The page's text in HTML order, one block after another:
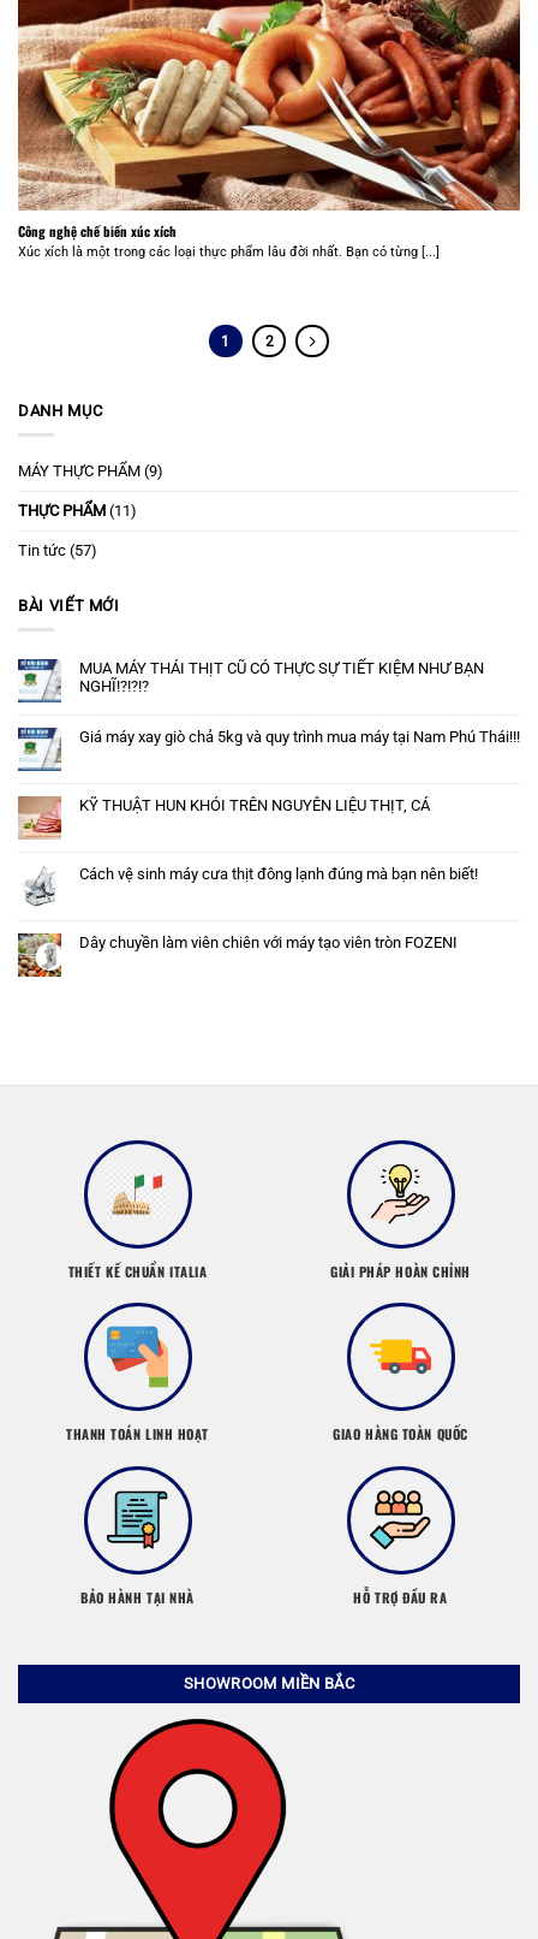
Công nghệ chế biến xúc xích
Xúc xích là một trong các loại thực phẩm lâu đời nhất. Bạn có từng [...]
1 2
DANH MỤC
MÁY THỰC PHẨM (9)
THỰC PHẨM (11)
Tin tức (57)
BÀI VIẾT MỚI
MUA MÁY THÁI THỊT CŨ CÓ THỰC SỰ TIẾT KIỆM NHƯ BẠN
NGHĨ!?!?!?
Giá máy xay giò chả 5kg và quy trình mua máy tại Nam Phú Thái!!!
KỸ THUẬT HUN KHÓI TRÊN NGUYÊN LIỆU THỊT, CÁ
Cách vệ sinh máy cưa thịt đông lạnh đúng mà bạn nên biết!
Dây chuyền làm viên chiên với máy tạo viên tròn FOZENI
THIẾT KẾ CHUẨN ITALIA GIẢI PHÁP HOÀN CHỈNH
THANH TOÁN LINH HOẠT GIAO HÀNG TOÀN QUỐC
BẢO HÀNH TẠI NHÀ HỖ TRỢ ĐẦU RA
SHOWROOM MIỀN BẮC